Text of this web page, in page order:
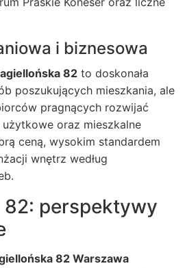
i biznesowa
82 to doskonała
poszukujących mieszkania, ale
pragnących rozwijać
użytkowe oraz mieszkalne
ceną, wysokim standardem
wnętrz według
perspektywy
82 Warszawa